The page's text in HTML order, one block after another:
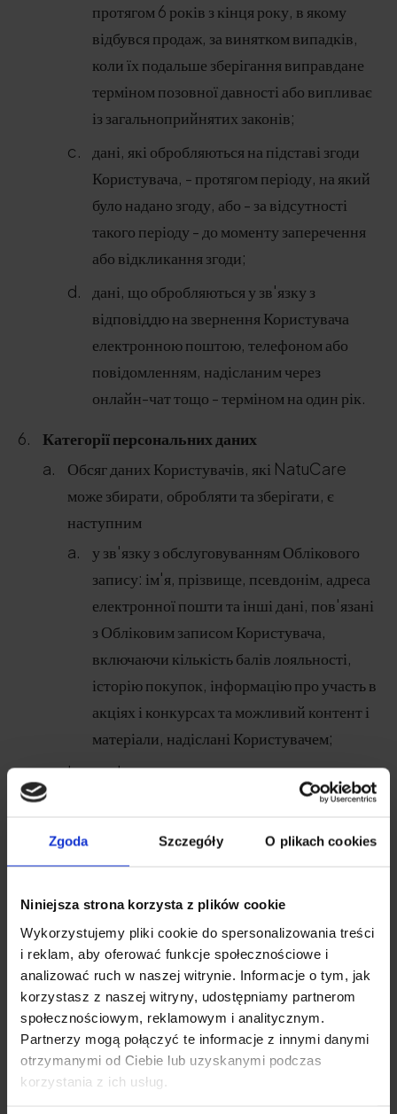
Zgoda Szczegóły O plikach cookies
Niniejsza strona korzysta z plików cookie
Wykorzystujemy pliki cookie do spersonalizowania treści
i reklam, aby oferować funkcje społecznościowe i
analizować ruch w naszej witrynie. Informacje o tym, jak
korzystasz z naszej witryny, udostępniamy partnerom
społecznościowym, reklamowym i analitycznym.
Partnerzy mogą połączyć te informacje z innymi danymi
otrzymanymi od Ciebie lub uzyskanymi podczas
korzystania z ich usług.
протягом 6 років з кінця року, в якому
відбувся продаж, за винятком випадків,
коли їх подальше зберігання виправдане
терміном позовної давності або випливає
із загальноприйнятих законів;
дані, які обробляються на підставі згоди
Користувача, - протягом періоду, на який
було надано згоду, або - за відсутності
такого періоду - до моменту заперечення
або відкликання згоди;
дані, що обробляються у зв'язку з
відповіддю на звернення Користувача
електронною поштою, телефоном або
повідомленням, надісланим через
онлайн-чат тощо - терміном на один рік.
Категорії персональних даних
Обсяг даних Користувачів, які NatuCare
може збирати, обробляти та зберігати, є
наступним
у зв'язку з обслуговуванням Облікового
запису: ім'я, прізвище, псевдонім, адреса
електронної пошти та інші дані, пов'язані
з Обліковим записом Користувача,
включаючи кількість балів лояльності,
історію покупок, інформацію про участь в
акціях і конкурсах та можливий контент і
матеріали, надіслані Користувачем;
у зв'язку з наданням послуги
: адреса
та прізвище, адреса, номер телефону, а у
випадку підприємців також назва
компанії та ідентифікаційний номер
платника податків, а також інші дані, що
генеруються у зв'язку з обробкою
замовлення;
у зв'язку з контактом електронною